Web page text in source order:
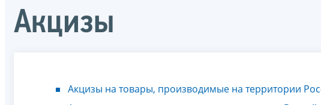
Акцизы
Акцизы на товары, производимые на территории